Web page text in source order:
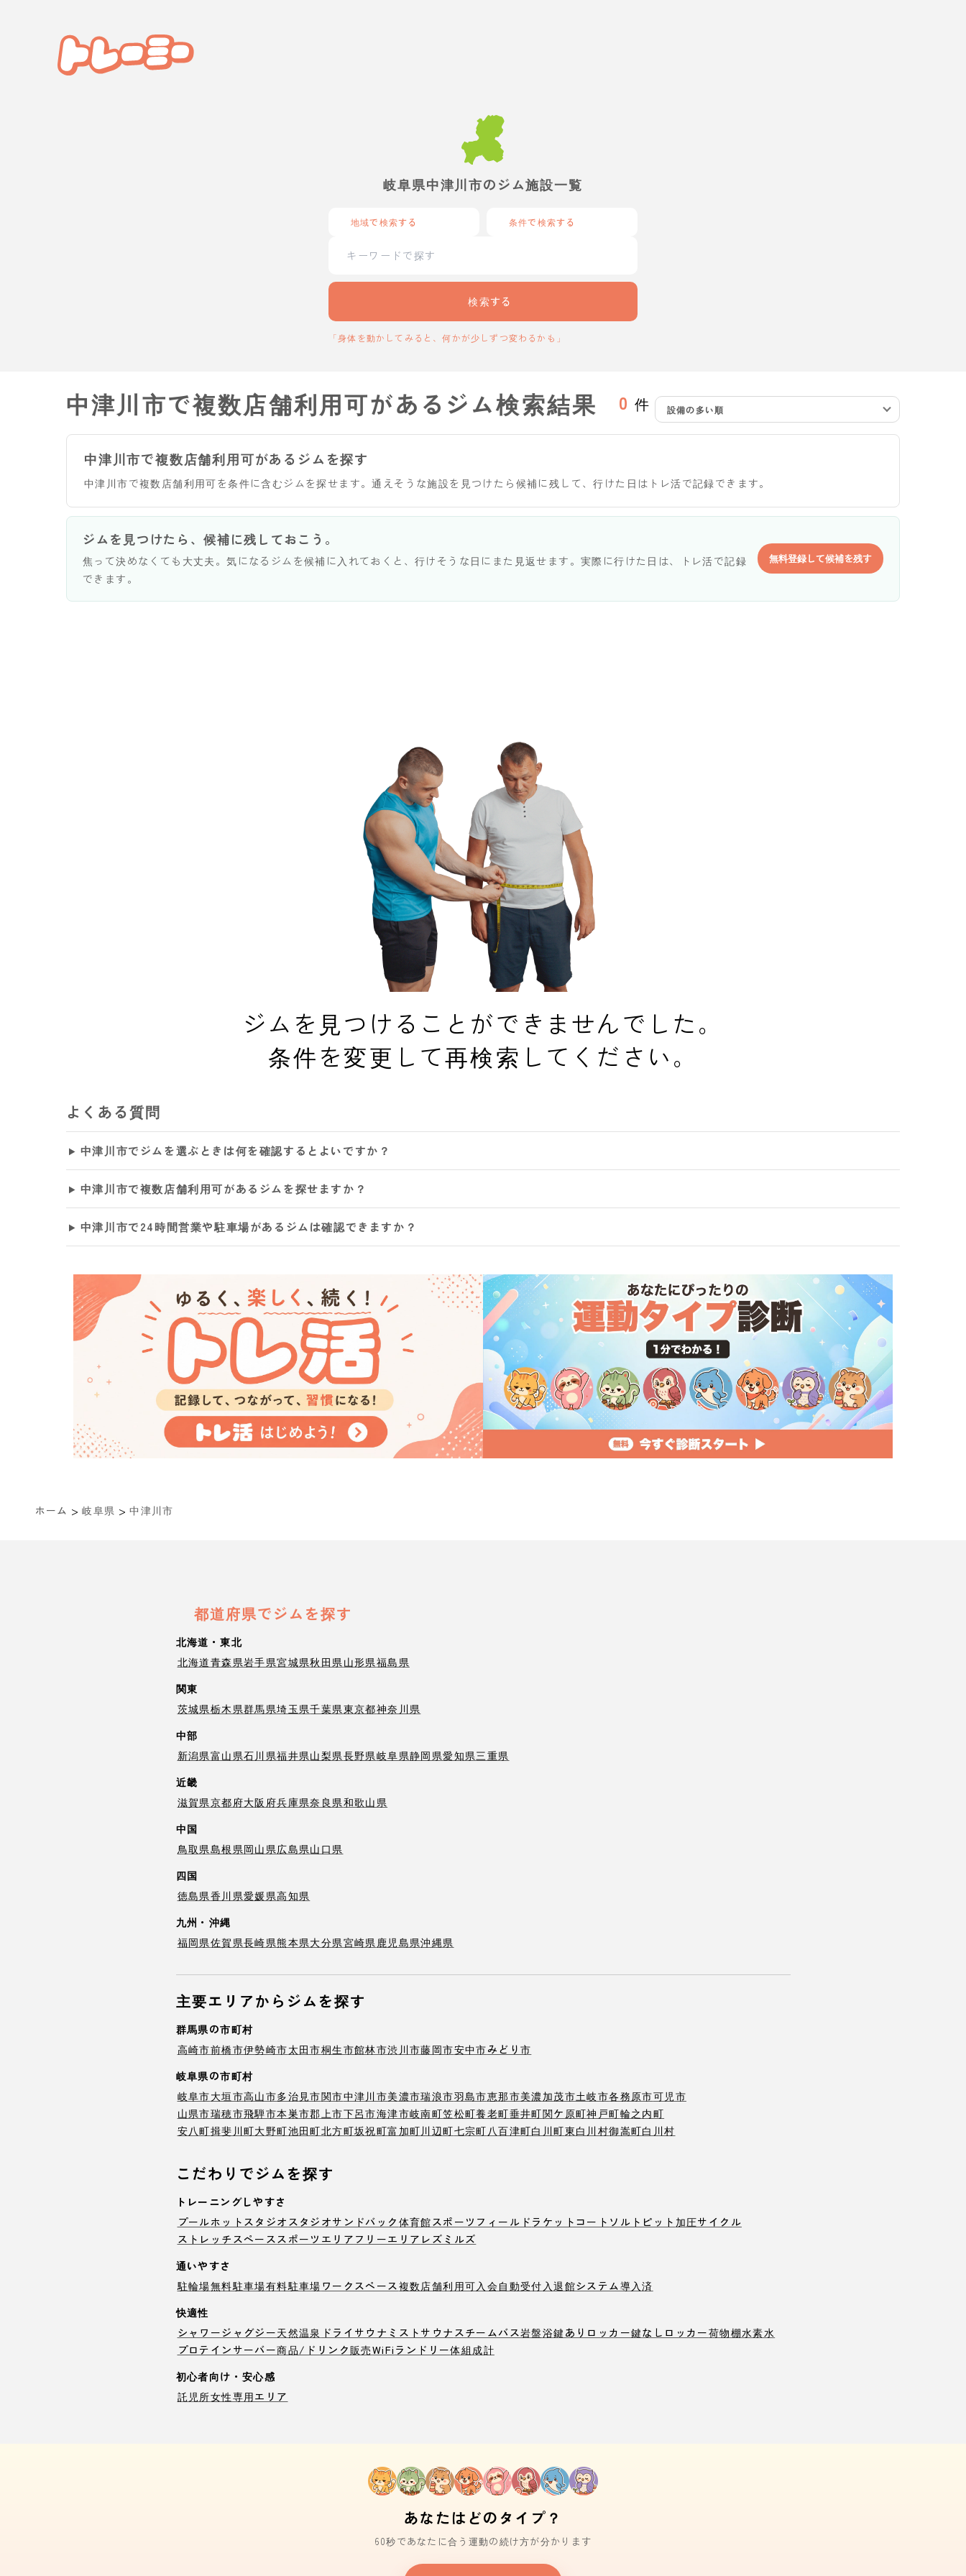
岐阜県中津川市のジム施設一覧
地域で検索する 条件で検索する
検索する
「身体を動かしてみると、何かが少しずつ変わるかも」
中津川市で複数店舗利用可があるジム検索結果 0 件 設備の多い順
中津川市で複数店舗利用可があるジムを探す
中津川市で複数店舗利用可を条件に含むジムを探せます。通えそうな施設を見つけたら候補に残して、行けた日はトレ活で記録できます。
ジムを見つけたら、候補に残しておこう。
焦って決めなくても大丈夫。気になるジムを候補に入れておくと、行けそうな日にまた見返せます。実際に行けた日は、トレ活で記録
できます。
無料登録して候補を残す
ジムを見つけることができませんでした。
条件を変更して再検索してください。
よくある質問
中津川市でジムを選ぶときは何を確認するとよいですか？
中津川市で複数店舗利用可があるジムを探せますか？
中津川市で24時間営業や駐車場があるジムは確認できますか？
ホーム > 岐阜県 > 中津川市
都道府県でジムを探す
北海道・東北
北海道青森県岩手県宮城県秋田県山形県福島県
関東
茨城県栃木県群馬県埼玉県千葉県東京都神奈川県
中部
新潟県富山県石川県福井県山梨県長野県岐阜県静岡県愛知県三重県
近畿
滋賀県京都府大阪府兵庫県奈良県和歌山県
中国
鳥取県島根県岡山県広島県山口県
四国
徳島県香川県愛媛県高知県
九州・沖縄
福岡県佐賀県長崎県熊本県大分県宮崎県鹿児島県沖縄県
主要エリアからジムを探す
群馬県の市町村
高崎市前橋市伊勢崎市太田市桐生市館林市渋川市藤岡市安中市みどり市
岐阜県の市町村
岐阜市大垣市高山市多治見市関市中津川市美濃市瑞浪市羽島市恵那市美濃加茂市土岐市各務原市可児市
山県市瑞穂市飛騨市本巣市郡上市下呂市海津市岐南町笠松町養老町垂井町関ケ原町神戸町輪之内町
安八町揖斐川町大野町池田町北方町坂祝町富加町川辺町七宗町 八百津町白川町東白川村御嵩町白川村
こだわりでジムを探す
トレーニングしやすさ
プールホットスタジオ スタジオサンドバック 体育館スポーツフィールド ラケットコート ソルトピット 加圧サイクル
ストレッチスペーススポーツエリア フリーエリア レズミルズ
通いやすさ
駐輪場無料駐車場有料駐車場 ワークスペース複数店舗利用可入会自動受付 入退館システム導入済
快適性
シャワージャグジー天然温泉 ドライサウナ ミストサウナ スチームバス岩盤浴鍵ありロッカー鍵なしロッカー荷物棚水素水
プロテインサーバー商品/ドリンク販売WiFi ランドリー体組成計
初心者向け・安心感
託児所女性専用エリア
あなたはどのタイプ？
60秒であなたに合う運動の続け方が分かります